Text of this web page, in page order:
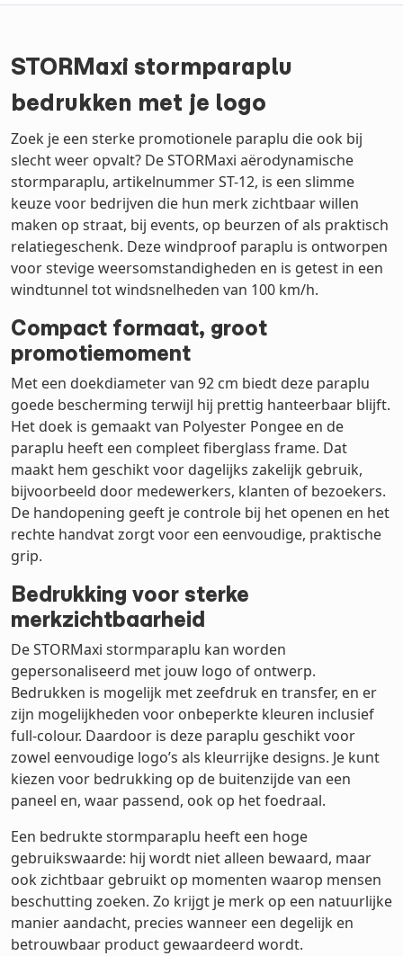
STORMaxi stormparaplu
bedrukken met je logo
Zoek je een sterke promotionele paraplu die ook bij
slecht weer opvalt? De STORMaxi aërodynamische
stormparaplu, artikelnummer ST-12, is een slimme
keuze voor bedrijven die hun merk zichtbaar willen
maken op straat, bij events, op beurzen of als praktisch
relatiegeschenk. Deze windproof paraplu is ontworpen
voor stevige weersomstandigheden en is getest in een
windtunnel tot windsnelheden van 100 km/h.
Compact formaat, groot
promotiemoment
Met een doekdiameter van 92 cm biedt deze paraplu
goede bescherming terwijl hij prettig hanteerbaar blijft.
Het doek is gemaakt van Polyester Pongee en de
paraplu heeft een compleet fiberglass frame. Dat
maakt hem geschikt voor dagelijks zakelijk gebruik,
bijvoorbeeld door medewerkers, klanten of bezoekers.
De handopening geeft je controle bij het openen en het
rechte handvat zorgt voor een eenvoudige, praktische
grip.
Bedrukking voor sterke
merkzichtbaarheid
De STORMaxi stormparaplu kan worden
gepersonaliseerd met jouw logo of ontwerp.
Bedrukken is mogelijk met zeefdruk en transfer, en er
zijn mogelijkheden voor onbeperkte kleuren inclusief
full-colour. Daardoor is deze paraplu geschikt voor
zowel eenvoudige logo’s als kleurrijke designs. Je kunt
kiezen voor bedrukking op de buitenzijde van een
paneel en, waar passend, ook op het foedraal.
Een bedrukte stormparaplu heeft een hoge
gebruikswaarde: hij wordt niet alleen bewaard, maar
ook zichtbaar gebruikt op momenten waarop mensen
beschutting zoeken. Zo krijgt je merk op een natuurlijke
manier aandacht, precies wanneer een degelijk en
betrouwbaar product gewaardeerd wordt.